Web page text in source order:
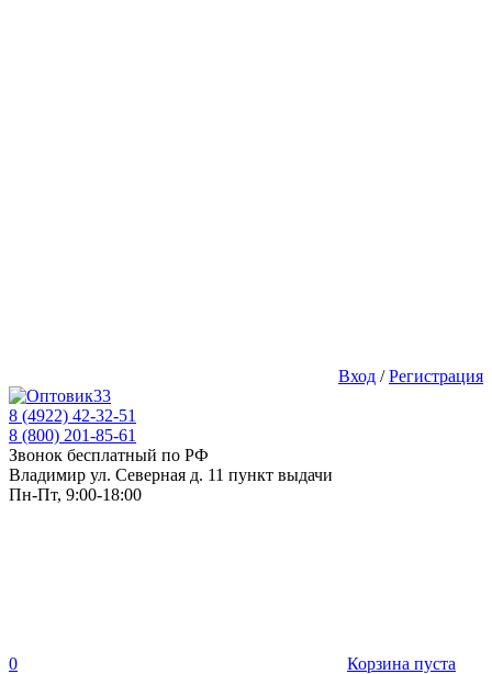
Вход /Регистрация
8 (4922) 42-32-51
8 (800) 201-85-61
Звонок бесплатный по РФ
Владимир ул. Северная д. 11 пункт выдачи
Пн-Пт, 9:00-18:00
0 Корзина пуста